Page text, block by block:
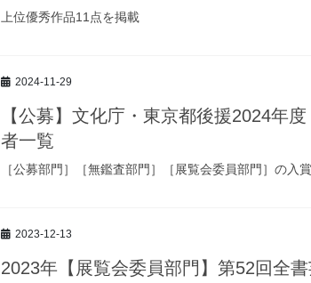
上位優秀作品11点を掲載
2024-11-29
【公募】文化庁・東京都後援2024年
者一覧
［公募部門］［無鑑査部門］［展覧会委員部門］の入
2023-12-13
2023年【展覧会委員部門】第52回全